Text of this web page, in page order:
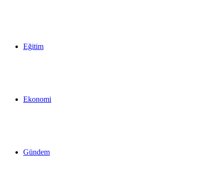
Eğitim
Ekonomi
Gündem